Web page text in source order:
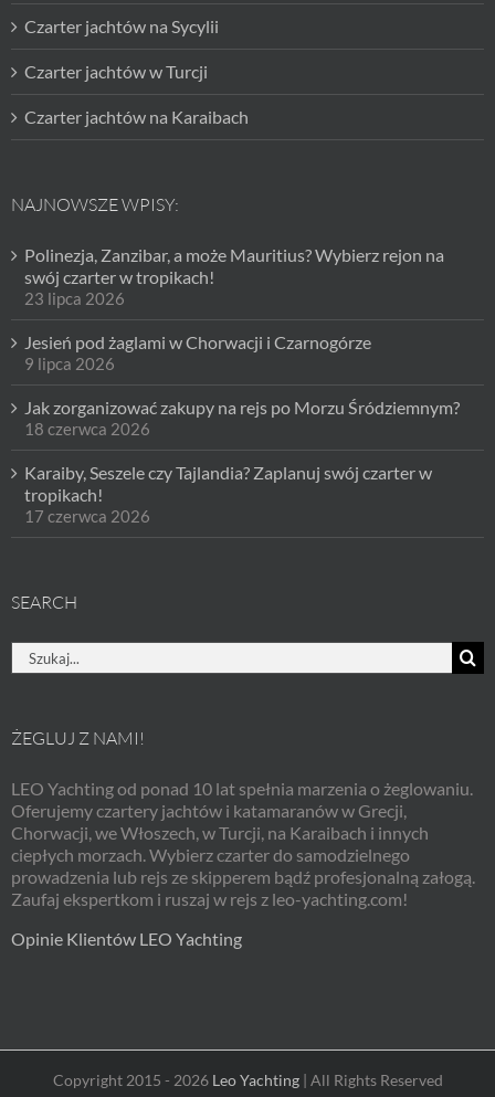
Czarter jachtów na Sycylii
Czarter jachtów w Turcji
Czarter jachtów na Karaibach
NAJNOWSZE WPISY:
Polinezja, Zanzibar, a może Mauritius? Wybierz rejon na
swój czarter w tropikach!
23 lipca 2026
Jesień pod żaglami w Chorwacji i Czarnogórze
9 lipca 2026
Jak zorganizować zakupy na rejs po Morzu Śródziemnym?
18 czerwca 2026
Karaiby, Seszele czy Tajlandia? Zaplanuj swój czarter w
tropikach!
17 czerwca 2026
SEARCH
Szukaj
ŻEGLUJ Z NAMI!
LEO Yachting od ponad 10 lat spełnia marzenia o żeglowaniu.
Oferujemy czartery jachtów i katamaranów w Grecji,
Chorwacji, we Włoszech, w Turcji, na Karaibach i innych
ciepłych morzach. Wybierz czarter do samodzielnego
prowadzenia lub rejs ze skipperem bądź profesjonalną załogą.
Zaufaj ekspertkom i ruszaj w rejs z leo-yachting.com!
Opinie Klientów LEO Yachting
Copyright 2015 - 2026 Leo Yachting| All Rights Reserved